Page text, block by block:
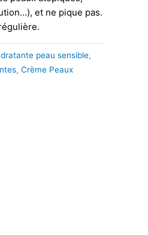
et ne pique pas.
peau sensible,
, Crème Peaux